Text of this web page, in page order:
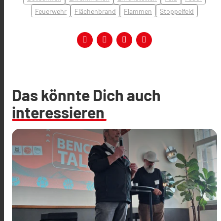
Feuerwehr
Flächenbrand Flammen Stoppelfeld
Das könnte Dich auch
interessieren